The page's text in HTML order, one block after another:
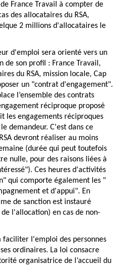
France Travail à compter de
des allocataires du RSA,
2 millions d'allocataires le
d'emploi sera orienté vers un
son profil : France Travail,
du RSA, mission locale, Cap
un "contrat d'engagement".
l’ensemble des contrats
réciproque proposé
les engagements réciproques
demandeur. C'est dans ce
devront réaliser au moins
(durée qui peut toutefois
nulle, pour des raisons liées à
Ces heures d'activités
qui comporte également les "
et d'appui". En
de sanction est instauré
l'allocation) en cas de non-
faciliter l'emploi des personnes
ordinaires. La loi consacre
organisatrice de l’accueil du